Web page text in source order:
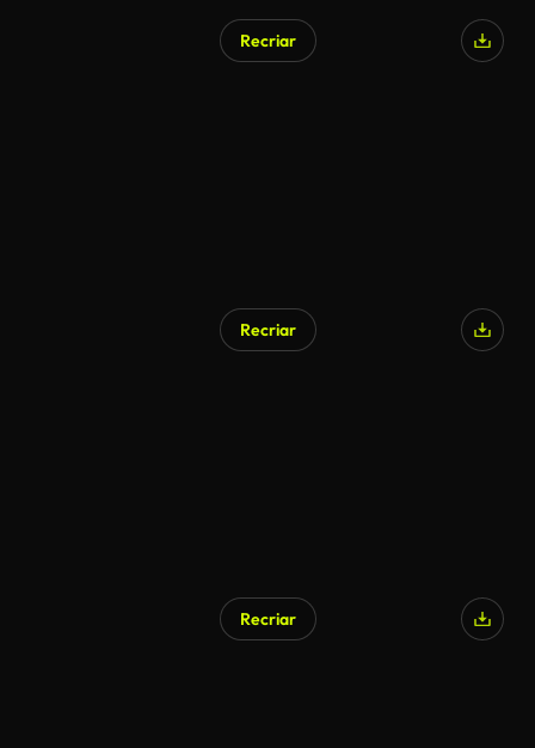
Recriar
Recriar
Recriar